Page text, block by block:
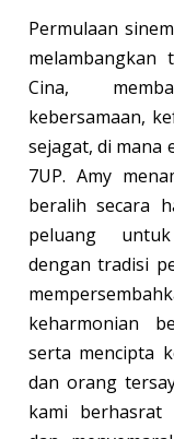
Permulaan
melambangkan
Cina,
kebersamaan,
sejagat, di mana
7UP. Amy
beralih secara
peluang
dengan tradisi
keharmonian
serta mencipta
dan orang
kami berhasrat